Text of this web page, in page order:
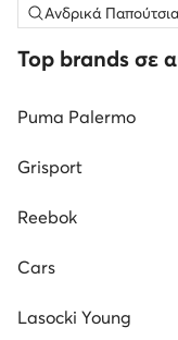
Ανδρικά
Top brands σε
Puma Palermo
Grisport
Reebok
Cars
Lasocki Young